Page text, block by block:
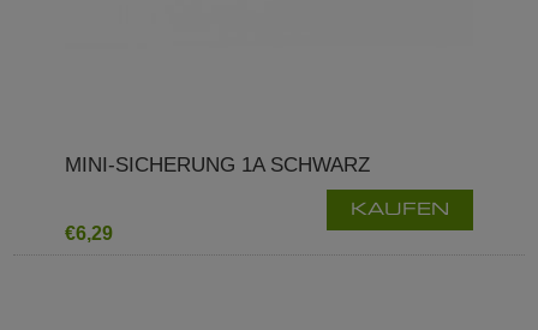
MINI-SICHERUNG 1A SCHWARZ
€6,29
KAUFEN